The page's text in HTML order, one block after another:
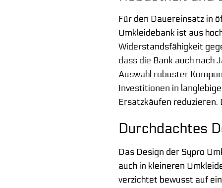
Für den Dauereinsatz in
Umkleidebank ist aus
Widerstandsfähigkeit
dass die Bank auch
Auswahl robuster
Investitionen in
Ersatzkäufen
Durchdachtes
Das Design der Sypro
auch in kleineren
verzichtet bewusst auf